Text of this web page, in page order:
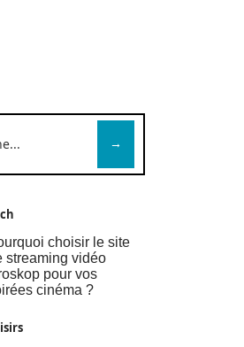
choisir le site
streaming vidéo
pour vos
cinéma ?